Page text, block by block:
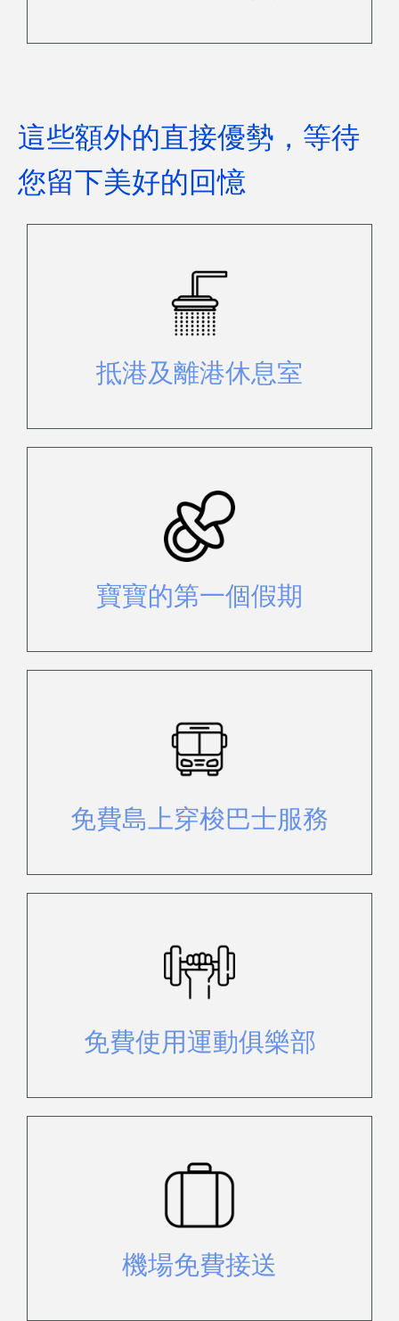
這些額外的直接優勢，等待
您留下美好的回憶
抵港及離港休息室
在這裡，您可以輕鬆存放財物，使用
淋浴或浴室設施梳洗。
寶寶的第一個假期
在抵達後，您可發現一系列免費和供
購買的物品。
免費島上穿梭巴士服務
只需在島上各個穿梭巴士站上下車即
可。
免費使用運動俱樂部
免費使用健身房、水療中心、桑拿浴
室和網球場。
機場免費接送
的門到門接送服務。